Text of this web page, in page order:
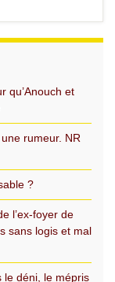
qu’Anouch et
rumeur. NR
?
l’ex-foyer de
sans logis et mal
le déni, le mépris